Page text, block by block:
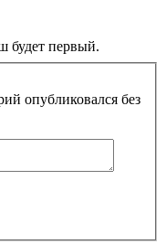
будет первый.
опубликовался без